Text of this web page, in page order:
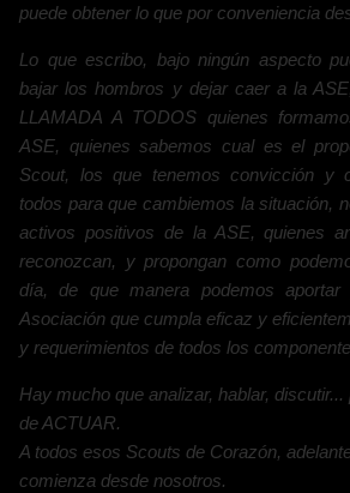
puede obtener lo que por conveniencia
Lo que escribo, bajo ningún aspecto
bajar los hombros y dejar caer a la
LLAMADA A TODOS quienes
ASE, quienes sabemos cual es el
Scout, los que tenemos convicción y
todos para que cambiemos la situación,
activos positivos de la ASE, quienes
reconozcan, y propongan como
día, de que manera podemos aportar
Asociación que cumpla eficaz y
y requerimientos de todos los
Hay mucho que analizar, hablar,
de ACTUAR.
A todos esos Scouts de Corazón,
comienza desde nosotros.